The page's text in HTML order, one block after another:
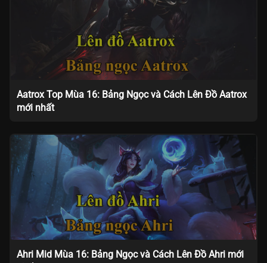
Aatrox Top Mùa 16: Bảng Ngọc và Cách Lên Đồ Aatrox
mới nhất
Ahri Mid Mùa 16: Bảng Ngọc và Cách Lên Đồ Ahri mới